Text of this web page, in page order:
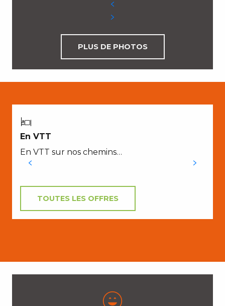
PLUS DE PHOTOS
En VTT
En VTT sur nos chemins…
TOUTES LES OFFRES